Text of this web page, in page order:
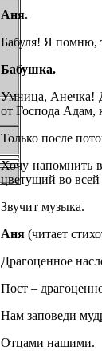
Аня.
Бабуля! Я помню,
Бабушка.
Умница, Анечка!
от Господа Адам,
Только после
Хочу напомнить
цветущий во всей
Звучит музыка.
Аня (читает
Драгоценное
Пост –
Нам заповеди
Отцами нашими.